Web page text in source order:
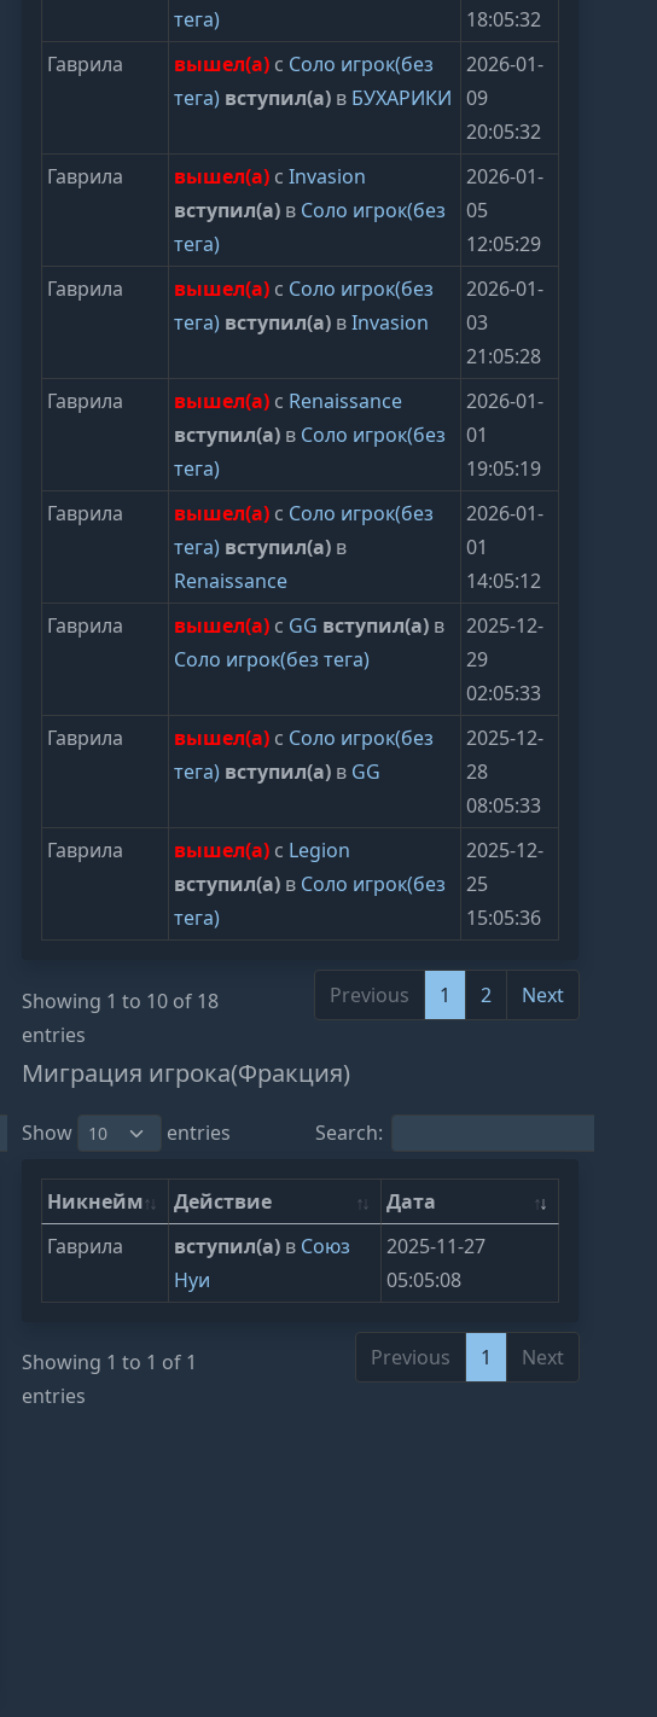
тега)
18:05:32
Гаврила
вышел(а) с Соло игрок(без
тега) вступил(а) в БУХАРИКИ
2026-01-
09
20:05:32
Гаврила
вышел(а) сInvasion
вступил(а) в Соло игрок(без
тега)
2026-01-
05
12:05:29
Гаврила
вышел(а) с Соло игрок(без
тега) вступил(а) вInvasion
2026-01-
03
21:05:28
Гаврила
вышел(а) с Renaissance
вступил(а) в Соло игрок(без
тега)
2026-01-
01
19:05:19
Гаврила
вышел(а) с Соло игрок(без
тега) вступил(а) в
Renaissance
2026-01-
01
14:05:12
Гаврила
вышел(а) с GG вступил(а) в
Соло игрок(без тега)
2025-12-
29
02:05:33
Гаврила
вышел(а) с Соло игрок(без
тега) вступил(а) в GG
2025-12-
28
08:05:33
Гаврила
вышел(а) с Legion
вступил(а) в Соло игрок(без
тега)
2025-12-
25
15:05:36
Showing 1 to 10 of 18
entries
Previous 1 2 Next
Миграция игрока(Фракция)
Show entries Search:
Никнейм Действие
Дата
Гаврила
вступил(а) в Союз
Нуи
2025-11-27
05:05:08
Showing 1 to 1 of 1
entries
Previous 1 Next